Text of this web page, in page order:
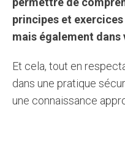
principes et
mais également
Et cela, tout en
dans une pratique
une connaissance